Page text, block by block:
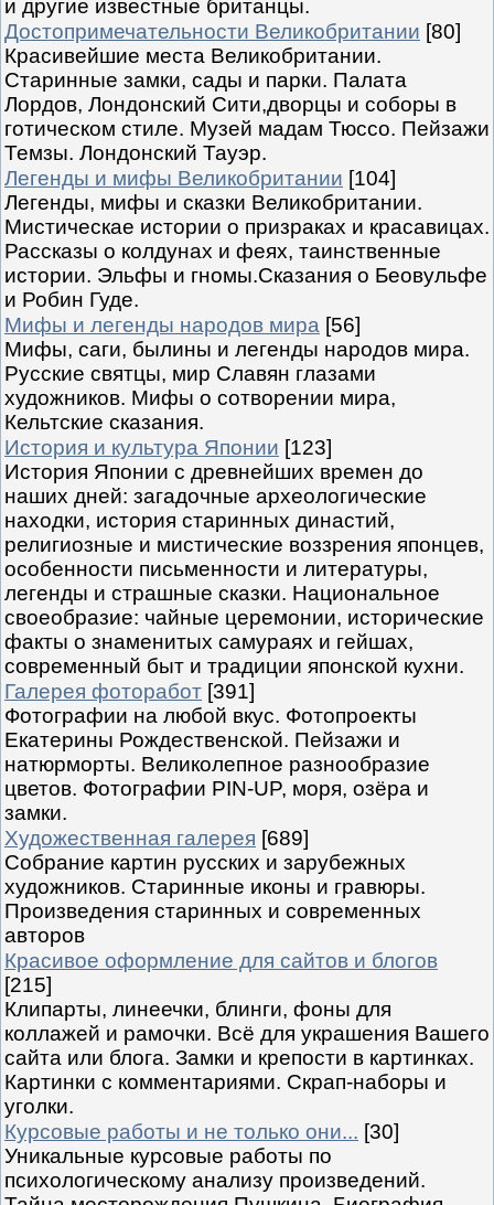
и другие известные британцы.
Достопримечательности Великобритании [80]
Красивейшие места Великобритании.
Старинные замки, сады и парки. Палата
Лордов, Лондонский Сити,дворцы и соборы в
готическом стиле. Музей мадам Тюссо. Пейзажи
Темзы. Лондонский Тауэр.
Легенды и мифы Великобритании [104]
Легенды, мифы и сказки Великобритании.
Мистическае истории о призраках и красавицах.
Рассказы о колдунах и феях, таинственные
истории. Эльфы и гномы.Сказания о Беовульфе
и Робин Гуде.
Мифы и легенды народов мира [56]
Мифы, саги, былины и легенды народов мира.
Русские святцы, мир Славян глазами
художников. Мифы о сотворении мира,
Кельтские сказания.
История и культура Японии [123]
История Японии с древнейших времен до
наших дней: загадочные археологические
находки, история старинных династий,
религиозные и мистические воззрения японцев,
особенности письменности и литературы,
легенды и страшные сказки. Национальное
своеобразие: чайные церемонии, исторические
факты о знаменитых самураях и гейшах,
современный быт и традиции японской кухни.
Галерея фоторабот [391]
Фотографии на любой вкус. Фотопроекты
Екатерины Рождественской. Пейзажи и
натюрморты. Великолепное разнообразие
цветов. Фотографии PIN-UP, моря, озёра и
замки.
Художественная галерея [689]
Собрание картин русских и зарубежных
художников. Старинные иконы и гравюры.
Произведения старинных и современных
авторов
Красивое оформление для сайтов и блогов
[215]
Клипарты, линеечки, блинги, фоны для
коллажей и рамочки. Всё для украшения Вашего
сайта или блога. Замки и крепости в картинках.
Картинки с комментариями. Скрап-наборы и
уголки.
Курсовые работы и не только они... [30]
Уникальные курсовые работы по
психологическому анализу произведений.